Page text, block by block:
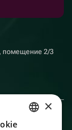
помещение 2/3
×